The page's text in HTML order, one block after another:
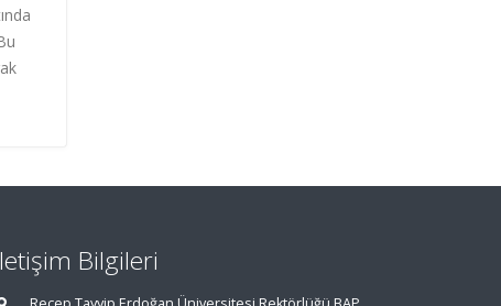
Bilgileri